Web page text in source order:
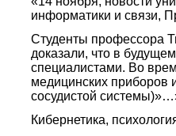
информатики и связи,
Студенты профессора
доказали, что в
специалистами. Во
медицинских приборов
сосудистой
Кибернетика,